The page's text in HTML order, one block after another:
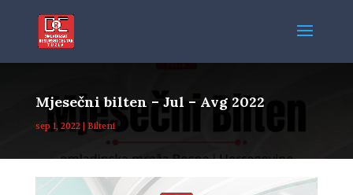
Mjesečni bilten – Jul – Avg 2022
sep 1, 2022| Bilteni